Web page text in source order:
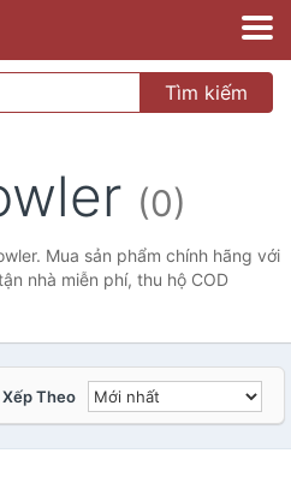
Tìm kiếm
(0)
Mua sản phẩm chính hãng với
nhà miễn phí, thu hộ COD
Xếp Theo